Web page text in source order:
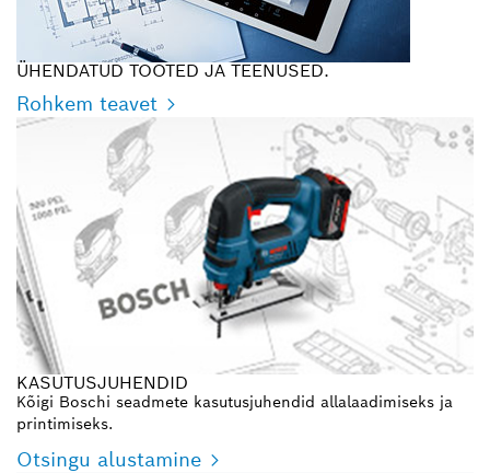
ÜHENDATUD TOOTED JA TEENUSED.
Rohkem teavet
KASUTUSJUHENDID
Kõigi Boschi seadmete kasutusjuhendid allalaadimiseks ja
printimiseks.
Otsingu alustamine